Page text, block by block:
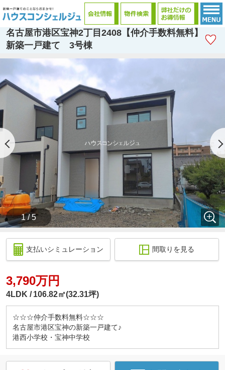
名古屋市港区宝神2丁目2408【仲介手数料無料】
新築一戸建て 3号棟
1 / 5
支払いシミュレーション 間取りを見る
3,790万円
4LDK 106.82㎡(32.31坪)
☆☆☆仲介手数料無料☆☆☆
名古屋市港区宝神の新築一戸建て♪
港西小学校・宝神中学校